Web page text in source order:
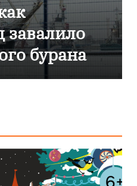
как в
ТЦ из-за